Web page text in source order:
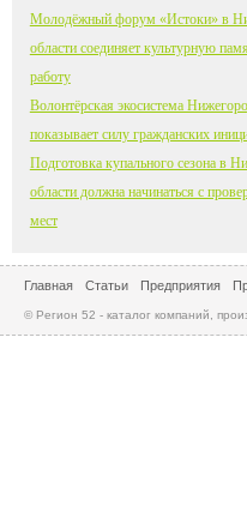
Молодёжный форум «Истоки» в
области соединяет культурную
работу
Волонтёрская экосистема
показывает силу гражданских
Подготовка купального сезона в
области должна начинаться с
мест
Главная Статьи Предприятия
© Регион 52 - каталог компаний,